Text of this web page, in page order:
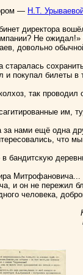
— Н.Т.
директора
Не
довольно
покупал билеты
так проводил
им,
нами ещё одна
что
Митрофановича...
и он не пережил
человека,